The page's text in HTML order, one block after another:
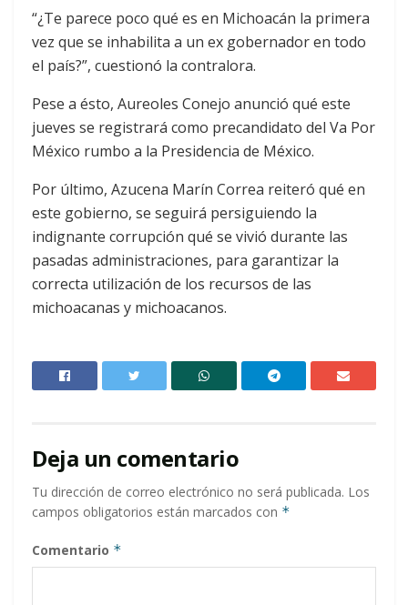
“¿Te parece poco qué es en Michoacán la primera
vez que se inhabilita a un ex gobernador en todo
el país?”, cuestionó la contralora.
Pese a ésto, Aureoles Conejo anunció qué este
jueves se registrará como precandidato del Va Por
México rumbo a la Presidencia de México.
Por último, Azucena Marín Correa reiteró qué en
este gobierno, se seguirá persiguiendo la
indignante corrupción qué se vivió durante las
pasadas administraciones, para garantizar la
correcta utilización de los recursos de las
michoacanas y michoacanos.
Deja un comentario
Tu dirección de correo electrónico no será publicada. Los
campos obligatorios están marcados con *
Comentario *